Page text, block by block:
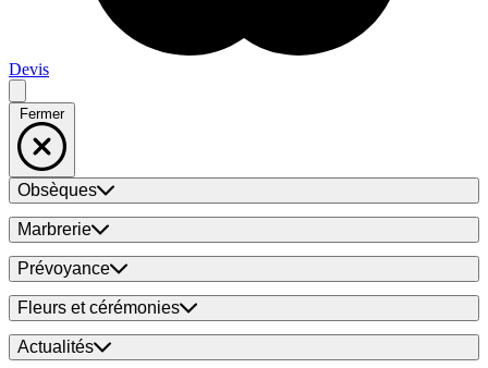
Devis
Fermer
Obsèques
Marbrerie
Prévoyance
Fleurs et cérémonies
Actualités